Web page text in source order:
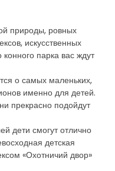
природы, ровных
искусственных
парка вас ждут
о самых маленьких,
именно для детей.
прекрасно подойдут
дети смогут отлично
детская
«Охотничий двор»